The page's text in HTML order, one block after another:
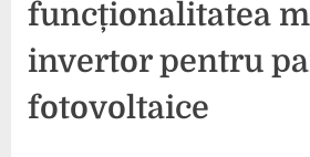
funcționalitatea
invertor pentru
fotovoltaice